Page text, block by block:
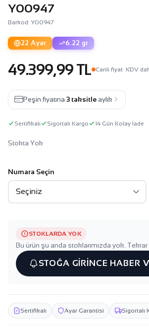
Y00947
Barkod: Y00947
22 Ayar 6.22 gr
49.399,99 TL Canli fiyat· KDV
Peşin fiyatına 3 taksitle aylık
Sertifikalı Sigortalı Kargo 14 Gün Kolay İade
Stokta Yok
Numara Seçin
STOKLARDA YOK
Bu ürün şu anda stoklarımızda yok.
STOĞA GİRİNCE HABER
Sertifikalı Ayar Garantisi Sigortalı